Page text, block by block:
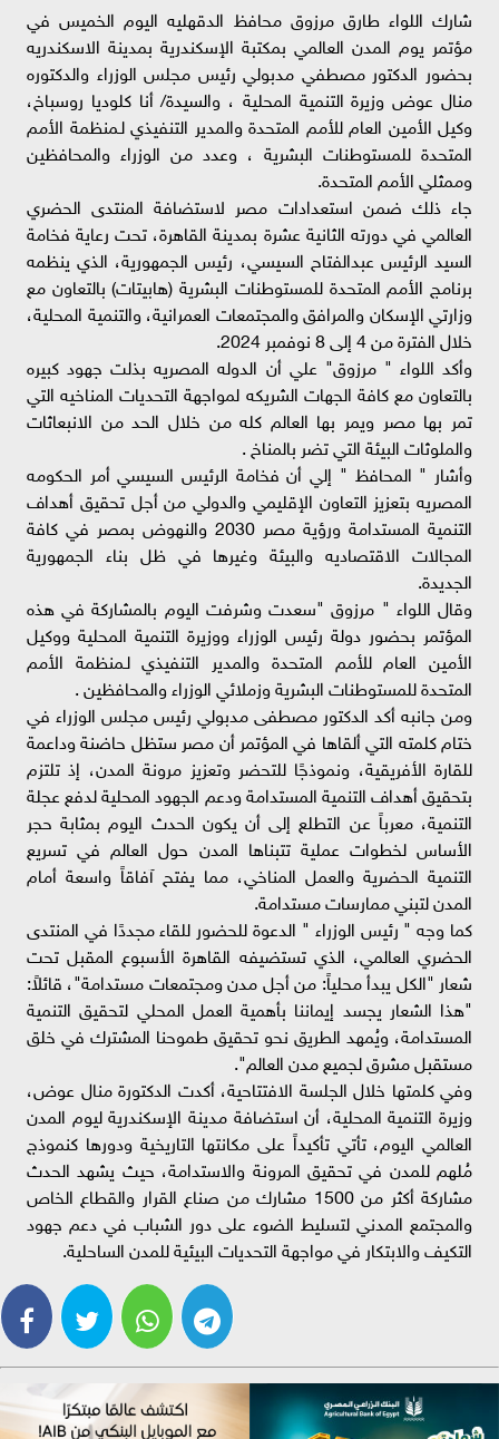
شارك اللواء طارق مرزوق محافظ الدقهليه اليوم الخميس في
مؤتمر يوم المدن العالمي بمكتبة الإسكندرية بمدينة الاسكندريه
بحضور الدكتور مصطفي مدبولي رئيس مجلس الوزراء والدكتوره
منال عوض وزيرة التنمية المحلية ، والسيدة/ أنا كلوديا روسباخ،
وكيل الأمين العام للأمم المتحدة والمدير التنفيذي لـمنظمة الأمم
المتحدة للمستوطنات البشرية ، وعدد من الوزراء والمحافظين
وممثلي الأمم المتحدة.
جاء ذلك ضمن استعدادات مصر لاستضافة المنتدى الحضري
العالمي في دورته الثانية عشرة بمدينة القاهرة، تحت رعاية فخامة
السيد الرئيس عبدالفتاح السيسي، رئيس الجمهورية، الذي ينظمه
برنامج الأمم المتحدة للمستوطنات البشرية (هابيتات) بالتعاون مع
وزارتي الإسكان والمرافق والمجتمعات العمرانية، والتنمية المحلية،
خلال الفترة من 4 إلى 8 نوفمبر 2024.
وأكد اللواء " مرزوق" علي أن الدوله المصريه بذلت جهود كبيره
بالتعاون مع كافة الجهات الشريكه لمواجهة التحديات المناخيه التي
تمر بها مصر ويمر بها العالم كله من خلال الحد من الانبعاثات
والملوثات البيئة التي تضر بالمناخ .
وأشار " المحافظ " إلي أن فخامة الرئيس السيسي أمر الحكومه
المصريه بتعزيز التعاون الإقليمي والدولي من أجل تحقيق أهداف
التنمية المستدامة ورؤية مصر 2030 والنهوض بمصر في كافة
المجالات الاقتصاديه والبيئة وغيرها في ظل بناء الجمهورية
الجديدة.
وقال اللواء " مرزوق "سعدت وشرفت اليوم بالمشاركة في هذه
المؤتمر بحضور دولة رئيس الوزراء ووزيرة التنمية المحلية ووكيل
الأمين العام للأمم المتحدة والمدير التنفيذي لـمنظمة الأمم
المتحدة للمستوطنات البشرية وزملائي الوزراء والمحافظين .
ومن جانبه أكد الدكتور مصطفى مدبولي رئيس مجلس الوزراء في
ختام كلمته التي ألقاها في المؤتمر أن مصر ستظل حاضنة وداعمة
للقارة الأفريقية، ونموذجًا للتحضر وتعزيز مرونة المدن، إذ تلتزم
بتحقيق أهداف التنمية المستدامة ودعم الجهود المحلية لدفع عجلة
التنمية، معرباً عن التطلع إلى أن يكون الحدث اليوم بمثابة حجر
الأساس لخطوات عملية تتبناها المدن حول العالم في تسريع
التنمية الحضرية والعمل المناخي، مما يفتح آفاقاً واسعة أمام
المدن لتبني ممارسات مستدامة.
كما وجه " رئيس الوزراء " الدعوة للحضور للقاء مجددًا في المنتدى
الحضري العالمي، الذي تستضيفه القاهرة الأسبوع المقبل تحت
شعار "الكل يبدأ محلياً: من أجل مدن ومجتمعات مستدامة"، قائلاً:
"هذا الشعار يجسد إيماننا بأهمية العمل المحلي لتحقيق التنمية
المستدامة، ويُمهد الطريق نحو تحقيق طموحنا المشترك في خلق
مستقبل مشرق لجميع مدن العالم".
وفي كلمتها خلال الجلسة الافتتاحية، أكدت الدكتورة منال عوض،
وزيرة التنمية المحلية، أن استضافة مدينة الإسكندرية ليوم المدن
العالمي اليوم، تأتي تأكيداً على مكانتها التاريخية ودورها كنموذج
مُلهم للمدن في تحقيق المرونة والاستدامة، حيث يشهد الحدث
مشاركة أكثر من 1500 مشارك من صناع القرار والقطاع الخاص
والمجتمع المدني لتسليط الضوء على دور الشباب في دعم جهود
التكيف والابتكار في مواجهة التحديات البيئية للمدن الساحلية.